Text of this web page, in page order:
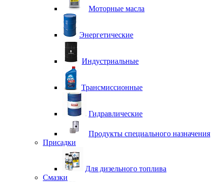
Моторные масла
Энергетические
Индустриальные
Трансмиссионные
Гидравлические
Продукты специального назначения
Присадки
Для дизельного топлива
Смазки